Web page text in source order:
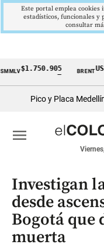
Cintillo
económicos
Colombia
BRENT
▼ 1.12
Pico y Placa
Viernes
menu
Investigan
desde
Bogotá que
muerta
Este portal emplea
estadísticos, funcionales y
consultar